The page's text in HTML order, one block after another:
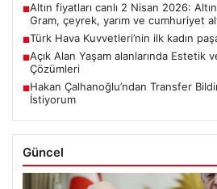
■Altın fiyatları canlı 2 Nisan 2026:
Gram, çeyrek, yarım ve cumhuriyet
■Türk Hava Kuvvetleri’nin ilk kadın
■Açık Alan Yaşam alanlarında Estetik
Çözümleri
■Hakan Çalhanoğlu’ndan Transfer
İstiyorum
Güncel